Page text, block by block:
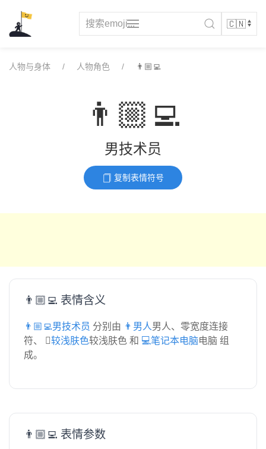
content
人物与身体 人物角色 👨🏼‍💻
👨🏼‍💻
男技术员
复制表情符号
👨🏼‍💻 表情含义
👨🏼‍💻男技术员 分别由 👨男人男人、零宽度连接
符、🏼较浅肤色较浅肤色 和 💻笔记本电脑电脑 组
成。
👨🏼‍💻 表情参数